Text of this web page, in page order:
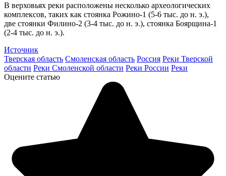
В верховьях реки расположены несколько археологических
комплексов, таких как стоянка Рожино-1 (5-6 тыс. до н. э.),
две стоянки Филино-2 (3-4 тыс. до н. э.), стоянка Боярщина-1
(2-4 тыс. до н. э.).
Источник
Тверская область Смоленская область Россия Реки Тверской
области Реки Смоленской области Реки России Реки
Оцените статью